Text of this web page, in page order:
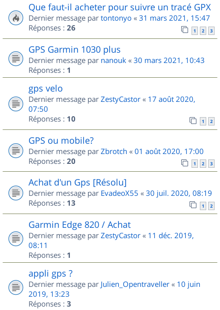
Que faut-il acheter pour suivre un tracé GPX
Dernier message par tontonyo « 31 mars 2021, 15:47
Réponses : 26 1 2 3
GPS Garmin 1030 plus
Dernier message par nanouk « 30 mars 2021, 10:43
Réponses : 1
gps velo
Dernier message par ZestyCastor « 17 août 2020,
07:50
Réponses : 10 1 2
GPS ou mobile?
Dernier message par Zbrotch « 01 août 2020, 17:00
Réponses : 20 1 2 3
Achat d'un Gps [Résolu]
Dernier message par EvadeoX55 « 30 juil. 2020, 08:19
Réponses : 13 1 2
Garmin Edge 820 / Achat
Dernier message par ZestyCastor « 11 déc. 2019,
08:11
Réponses : 1
appli gps ?
Dernier message par Julien_Opentraveller « 10 juin
2019, 13:23
Réponses : 3